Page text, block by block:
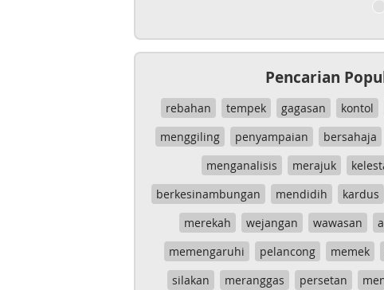
Pencarian
rebahan tempek gagasan kontol
menggiling
penyampaian bersahaja
menganalisis
merajuk
berkesinambungan
mendidih kardus
merekah
wejangan wawasan
memengaruhi
pelancong memek
silakan
meranggas persetan